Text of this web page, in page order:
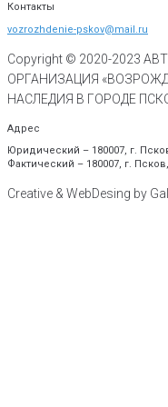
Контакты
vozrozhdenie-pskov@mail.ru
Copyright © 2020-2023
ОРГАНИЗАЦИЯ
НАСЛЕДИЯ В ГОРОДЕ
Адрес
Юридический – 180007, г.
Фактический – 180007, г.
Creative & WebDesing by